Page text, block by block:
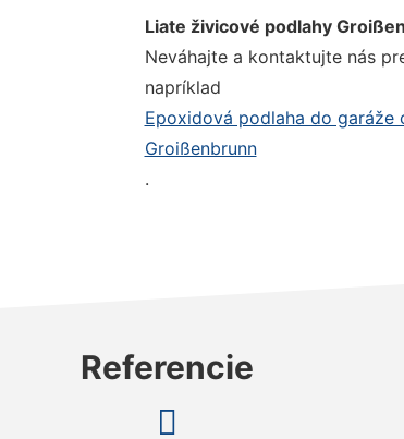
Liate živicové podlahy
Neváhajte a kontaktujte nás
napríklad
Epoxidová podlaha do garáže
Groißenbrunn
.
Referencie